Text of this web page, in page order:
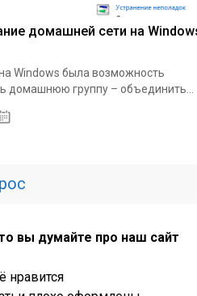
домашней сети на
Windows была возможность
домашнюю группу – объединить...
вы думайте про наш сайт
нравится